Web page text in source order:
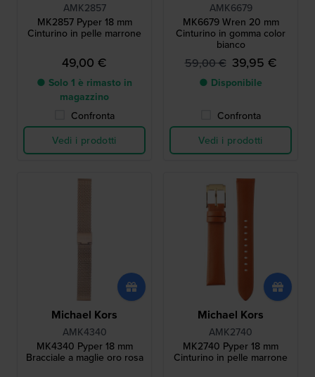
AMK2857
MK2857 Pyper 18 mm
Cinturino in pelle marrone
49,00 €
● Solo 1 è rimasto in
magazzino
Confronta
Vedi i prodotti
AMK6679
MK6679 Wren 20 mm
Cinturino in gomma color
bianco
59,00 € 39,95 €
● Disponibile
Confronta
Vedi i prodotti
Michael Kors
AMK4340
MK4340 Pyper 18 mm
Bracciale a maglie oro rosa
Michael Kors
AMK2740
MK2740 Pyper 18 mm
Cinturino in pelle marrone